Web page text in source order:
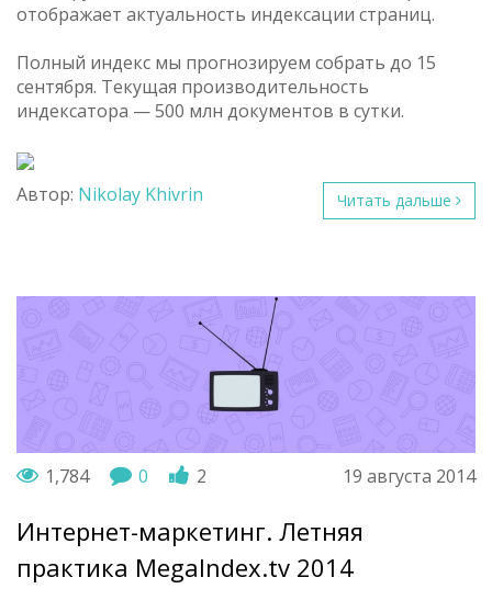
отображает актуальность индексации страниц.
Полный индекс мы прогнозируем собрать до 15
сентября. Текущая производительность
индексатора — 500 млн документов в сутки.
Читать дальше
Автор: Nikolay Khivrin
19 августа 2014
1,784 0 2
Интернет-маркетинг. Летняя
практика MegaIndex.tv 2014